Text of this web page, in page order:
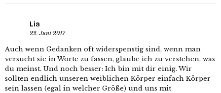
Lia
22. Juni 2017
Auch wenn Gedanken oft widerspenstig sind, wenn man
versucht sie in Worte zu fassen, glaube ich zu verstehen, was
du meinst. Und noch besser: Ich bin mit dir einig. Wir
sollten endlich unseren weiblichen Körper einfach Körper
sein lassen (egal in welcher Größe) und uns mit